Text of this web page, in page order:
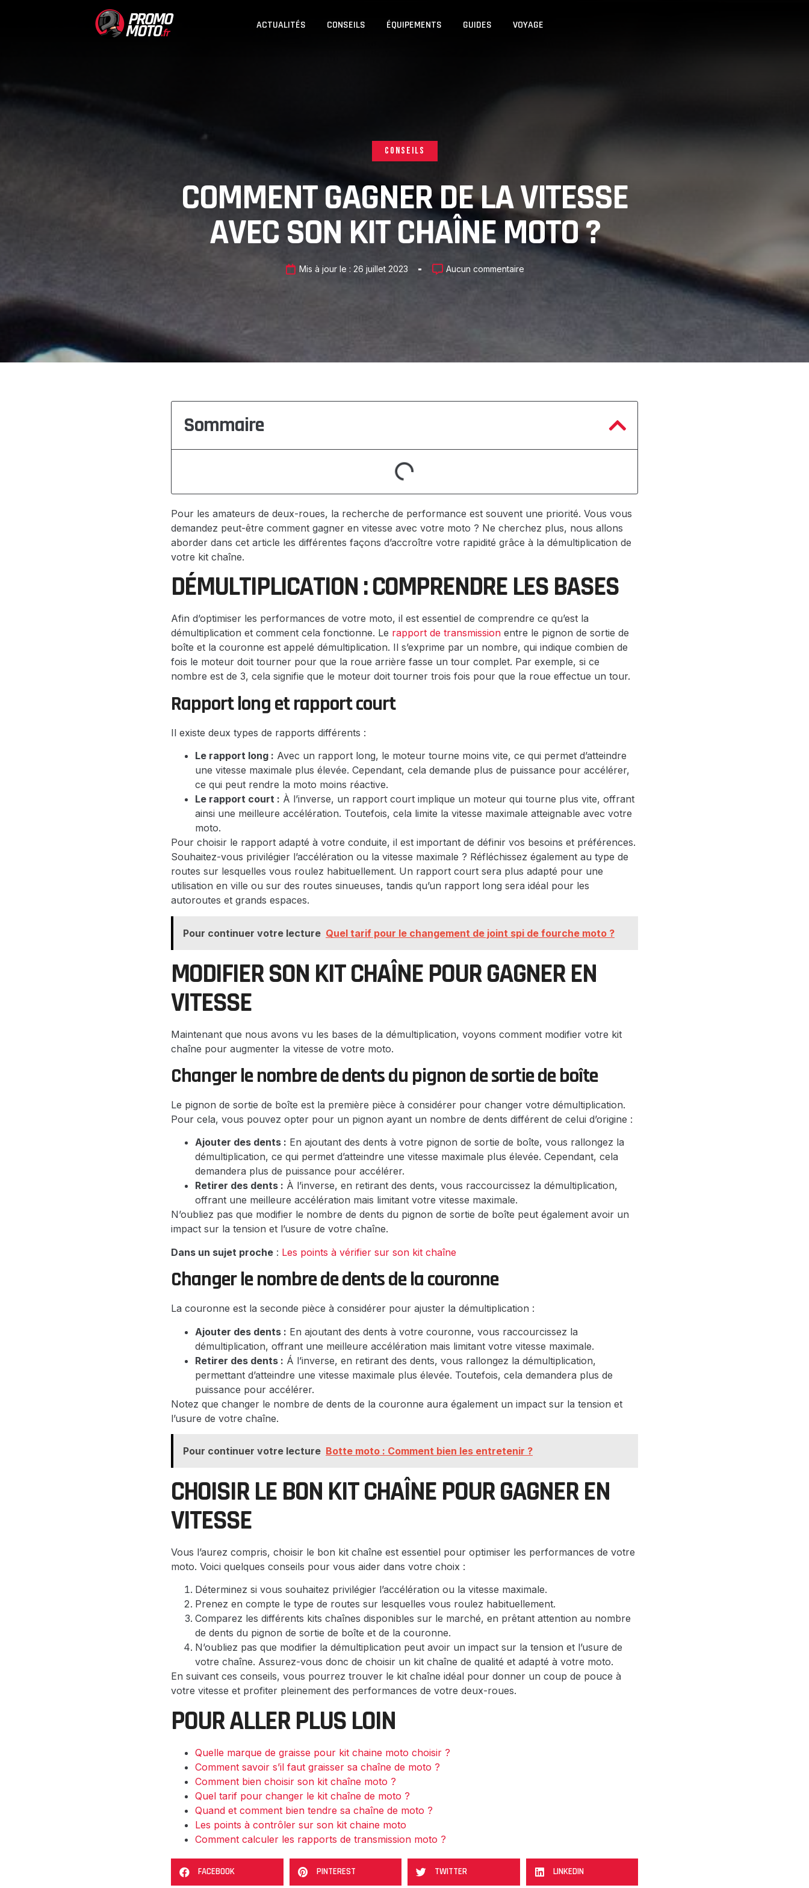
ACTUALITÉS CONSEILS ÉQUIPEMENTS GUIDES VOYAGE
CONSEILS
COMMENT GAGNER DE LA VITESSE
AVEC SON KIT CHAÎNE MOTO ?
Mis à jour le : 26 juillet 2023 Aucun commentaire
Sommaire
Pour les amateurs de deux-roues, la recherche de performance est souvent une priorité. Vous vous
demandez peut-être comment gagner en vitesse avec votre moto ? Ne cherchez plus, nous allons
aborder dans cet article les différentes façons d’accroître votre rapidité grâce à la démultiplication de
votre kit chaîne.
DÉMULTIPLICATION : COMPRENDRE LES BASES
Afin d’optimiser les performances de votre moto, il est essentiel de comprendre ce qu’est la
démultiplication et comment cela fonctionne. Le rapport de transmission entre le pignon de sortie de
boîte et la couronne est appelé démultiplication. Il s’exprime par un nombre, qui indique combien de
fois le moteur doit tourner pour que la roue arrière fasse un tour complet. Par exemple, si ce
nombre est de 3, cela signifie que le moteur doit tourner trois fois pour que la roue effectue un tour.
Rapport long et rapport court
Il existe deux types de rapports différents :
Le rapport long : Avec un rapport long, le moteur tourne moins vite, ce qui permet d’atteindre
une vitesse maximale plus élevée. Cependant, cela demande plus de puissance pour accélérer,
ce qui peut rendre la moto moins réactive.
Le rapport court : À l’inverse, un rapport court implique un moteur qui tourne plus vite, offrant
ainsi une meilleure accélération. Toutefois, cela limite la vitesse maximale atteignable avec votre
moto.
Pour choisir le rapport adapté à votre conduite, il est important de définir vos besoins et préférences.
Souhaitez-vous privilégier l’accélération ou la vitesse maximale ? Réfléchissez également au type de
routes sur lesquelles vous roulez habituellement. Un rapport court sera plus adapté pour une
utilisation en ville ou sur des routes sinueuses, tandis qu’un rapport long sera idéal pour les
autoroutes et grands espaces.
Pour continuer votre lecture Quel tarif pour le changement de joint spi de fourche moto ?
MODIFIER SON KIT CHAÎNE POUR GAGNER EN
VITESSE
Maintenant que nous avons vu les bases de la démultiplication, voyons comment modifier votre kit
chaîne pour augmenter la vitesse de votre moto.
Changer le nombre de dents du pignon de sortie de boîte
Le pignon de sortie de boîte est la première pièce à considérer pour changer votre démultiplication.
Pour cela, vous pouvez opter pour un pignon ayant un nombre de dents différent de celui d’origine :
Ajouter des dents : En ajoutant des dents à votre pignon de sortie de boîte, vous rallongez la
démultiplication, ce qui permet d’atteindre une vitesse maximale plus élevée. Cependant, cela
demandera plus de puissance pour accélérer.
Retirer des dents : À l’inverse, en retirant des dents, vous raccourcissez la démultiplication,
offrant une meilleure accélération mais limitant votre vitesse maximale.
N’oubliez pas que modifier le nombre de dents du pignon de sortie de boîte peut également avoir un
impact sur la tension et l’usure de votre chaîne.
Dans un sujet proche : Les points à vérifier sur son kit chaîne
Changer le nombre de dents de la couronne
La couronne est la seconde pièce à considérer pour ajuster la démultiplication :
Ajouter des dents : En ajoutant des dents à votre couronne, vous raccourcissez la
démultiplication, offrant une meilleure accélération mais limitant votre vitesse maximale.
Retirer des dents : Á l’inverse, en retirant des dents, vous rallongez la démultiplication,
permettant d’atteindre une vitesse maximale plus élevée. Toutefois, cela demandera plus de
puissance pour accélérer.
Notez que changer le nombre de dents de la couronne aura également un impact sur la tension et
l’usure de votre chaîne.
Pour continuer votre lecture Botte moto : Comment bien les entretenir ?
CHOISIR LE BON KIT CHAÎNE POUR GAGNER EN
VITESSE
Vous l’aurez compris, choisir le bon kit chaîne est essentiel pour optimiser les performances de votre
moto. Voici quelques conseils pour vous aider dans votre choix :
Déterminez si vous souhaitez privilégier l’accélération ou la vitesse maximale.
Prenez en compte le type de routes sur lesquelles vous roulez habituellement.
Comparez les différents kits chaînes disponibles sur le marché, en prêtant attention au nombre
de dents du pignon de sortie de boîte et de la couronne.
N’oubliez pas que modifier la démultiplication peut avoir un impact sur la tension et l’usure de
votre chaîne. Assurez-vous donc de choisir un kit chaîne de qualité et adapté à votre moto.
En suivant ces conseils, vous pourrez trouver le kit chaîne idéal pour donner un coup de pouce à
votre vitesse et profiter pleinement des performances de votre deux-roues.
POUR ALLER PLUS LOIN
Quelle marque de graisse pour kit chaine moto choisir ?
Comment savoir s’il faut graisser sa chaîne de moto ?
Comment bien choisir son kit chaîne moto ?
Quel tarif pour changer le kit chaîne de moto ?
Quand et comment bien tendre sa chaîne de moto ?
Les points à contrôler sur son kit chaine moto
Comment calculer les rapports de transmission moto ?
FACEBOOK PINTEREST TWITTER LINKEDIN